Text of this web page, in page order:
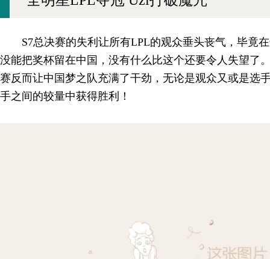
S7总决赛的失利让所有LPL的观众垂头丧气，毕竟
没能把奖杯留在中国，没有什么比这个还要令人失望了
赛反而让中国梦之队充满了干劲，无论是观众又或是选
手之间的较量中获得胜利！